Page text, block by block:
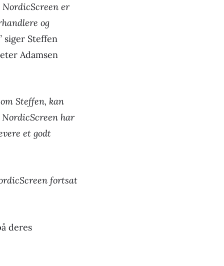
er
og
siger Steffen
Adamsen
Steffen, kan
har
et godt
fortsat
deres